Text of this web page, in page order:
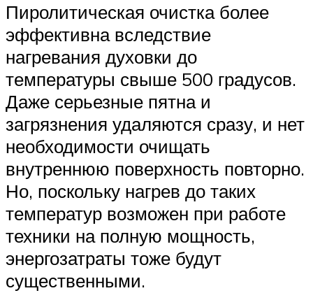
Пиролитическая очистка более
эффективна вследствие
нагревания духовки до
температуры свыше 500 градусов.
Даже серьезные пятна и
загрязнения удаляются сразу, и нет
необходимости очищать
внутреннюю поверхность повторно.
Но, поскольку нагрев до таких
температур возможен при работе
техники на полную мощность,
энергозатраты тоже будут
существенными.